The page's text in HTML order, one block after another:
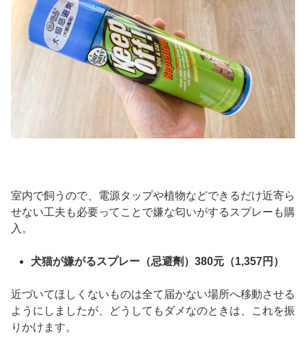
室内で飼うので、電源タップや植物などできるだけ近寄ら
せない工夫も必要ってことで嫌な匂いがするスプレーも購
入。
犬猫が嫌がるスプレー（忌避劑）380元（1,357円）
近づいてほしくないものは全て届かない場所へ移動させる
ようにしましたが、どうしてもダメなのときは、これを振
りかけます。